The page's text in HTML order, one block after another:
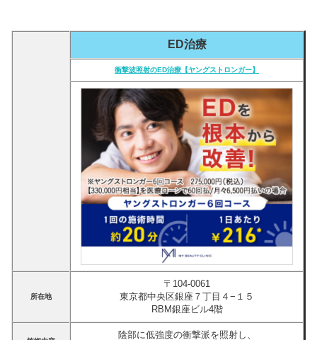
ED治療
衝撃波照射のED治療【ヤングストロンガー】
所在地
〒104-0061
東京都中央区銀座７丁目４−１５
RBM銀座ビル4階
陰部に低強度の衝撃派を照射し、